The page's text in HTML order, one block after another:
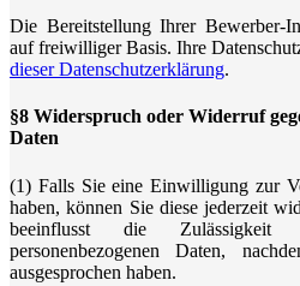
Die Bereitstellung Ihrer Bewerber-
auf freiwilliger Basis. Ihre
dieser Datenschutzerklärung.
§8 Widerspruch oder Widerruf
Daten
(1) Falls Sie eine Einwilligung zur
haben, können Sie diese jederzeit
beeinflusst die Zulässigkeit
personenbezogenen Daten,
ausgesprochen haben.